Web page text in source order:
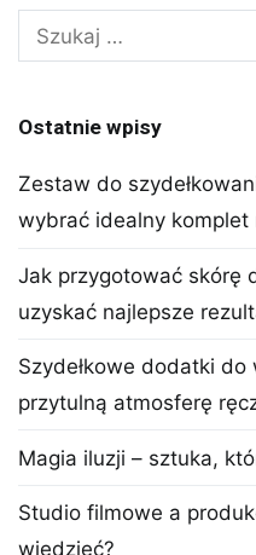
Szukaj:
Ostatnie wpisy
Zestaw do
wybrać idealny komplet
Jak przygotować skórę
uzyskać najlepsze
Szydełkowe dodatki
przytulną atmosferę
Magia iluzji – sztuka,
Studio filmowe a
wiedzieć?